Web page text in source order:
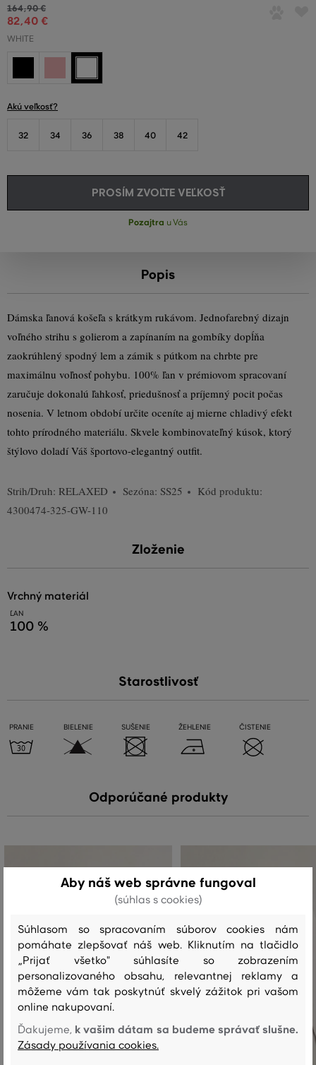
164,90 €
82,40 €
WHITE
Akú veľkosť?
32 34 36 38 40 42
PROSÍM ZVOĽTE VEĽKOSŤ
Pozajtra u Vás
Popis
Dámska ľanová košeľa s krátkym rukávom. Jednofarebný dizajn
voľného strihu s golierom a zapínaním na gombíky dopĺňa
zaokrúhlený spodný lem a zámik s pútkom na chrbte pre
maximálnu voľnosť pohybu. 100% ľan v prémiovom spracovaní
zaručuje dokonalú ľahkosť, priedušnosť a príjemný pocit počas
nosenia. V letnom období určite oceníte aj mierne chladivý efekt
tohto prírodného materiálu. Skvele kombinovateľný kúsok, ktorý
štýlovo doladí Váš športovo-elegantný outfit.
Strih/Druh: RELAXED Sezóna: SS25
Kód produktu:
4300474-325-GW-110
Zloženie
vrchný materiál
ĽAN
100 %
Starostlivosť
PRANIE BIELENIE SUŠENIE ŽEHLENIE ČISTENIE
Odporúčané produkty
Aby náš web správne fungoval
(súhlas s cookies)
Súhlasom so spracovaním súborov cookies nám
pomáhate zlepšovať náš web. Kliknutím na tlačidlo
„Prijať všetko" súhlasíte so zobrazením
personalizovaného obsahu, relevantnej reklamy a
môžeme vám tak poskytnúť skvelý zážitok pri vašom
online nakupovaní.
Ďakujeme, k vašim dátam sa budeme správať slušne.
Zásady používania cookies.